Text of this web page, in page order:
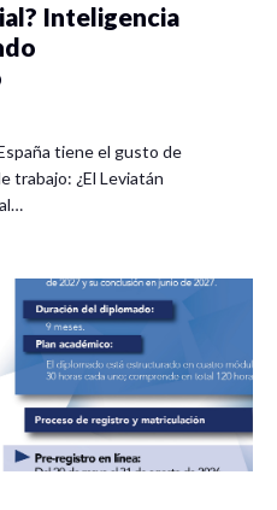
Inteligencia
tiene el gusto de
trabajo: ¿El Leviatán